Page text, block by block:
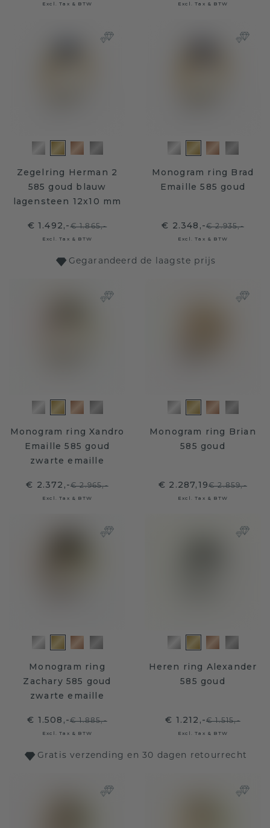
Excl. Tax & BTW Excl. Tax & BTW
Zegelring Herman 2
585 goud blauw
lagensteen 12x10 mm
€ 1.492,-€ 1.865,-
Excl. Tax & BTW
Monogram ring Brad
Emaille 585 goud
€ 2.348,-€ 2.935,-
Excl. Tax & BTW
Gegarandeerd de laagste prijs
Monogram ring Xandro
Emaille 585 goud
zwarte emaille
€ 2.372,-€ 2.965,-
Excl. Tax & BTW
Monogram ring Brian
585 goud
€ 2.287,19€ 2.859,-
Excl. Tax & BTW
Monogram ring
Zachary 585 goud
zwarte emaille
€ 1.508,-€ 1.885,-
Excl. Tax & BTW
Heren ring Alexander
585 goud
€ 1.212,-€ 1.515,-
Excl. Tax & BTW
Gratis verzending en 30 dagen retourrecht